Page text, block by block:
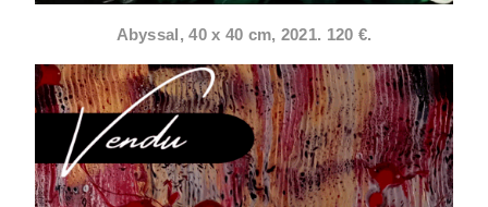
Abyssal, 40 x 40 cm, 2021. 120 €.